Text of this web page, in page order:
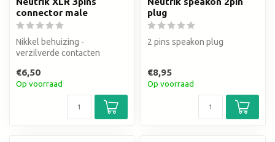
connector male
Nikkel behuizing -
verzilverde contacten
€6,50
Op voorraad
plug
2 pins speakon plug
€8,95
Op voorraad